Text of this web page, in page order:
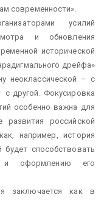
современности».
усилий
и обновления
исторической
дрейфа»
неоклассической – с
с другой. Фокусировка
особенно важна для
российской
например, история
будет способствовать
и оформлению его
заключается как в